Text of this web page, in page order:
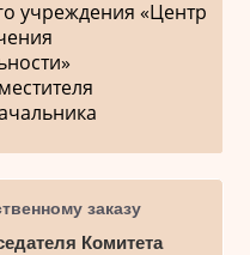
учреждения «Центр
заказу
Комитета